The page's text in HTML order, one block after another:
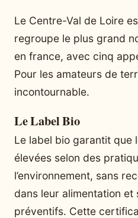
Le Centre-Val de Loire
regroupe le plus grand
en france, avec cinq
Pour les amateurs de
incontournable.
Le Label Bio
Le label bio garantit que
élevées selon des
l’environnement, sans
dans leur alimentation et
préventifs. Cette